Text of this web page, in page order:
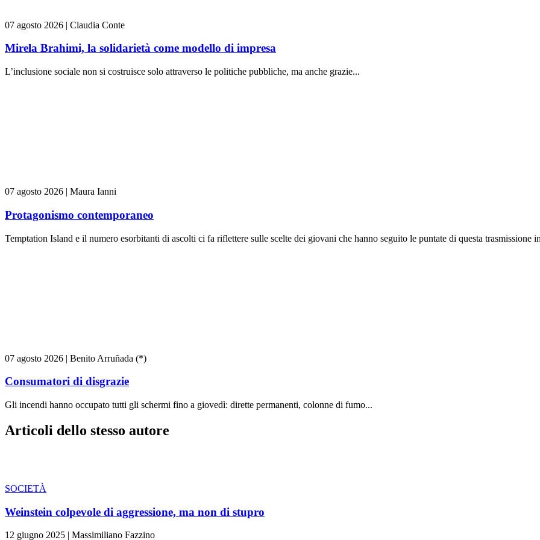
07 agosto 2026 | Claudia Conte
Mirela Brahimi, la solidarietà come modello di impresa
L’inclusione sociale non si costruisce solo attraverso le politiche pubbliche, ma anche grazie...
07 agosto 2026 | Maura Ianni
Protagonismo contemporaneo
Temptation Island e il numero esorbitanti di ascolti ci fa riflettere sulle scelte dei giovani che hanno seguito le puntate di questa trasmissione
07 agosto 2026 | Benito Arruñada (*)
Consumatori di disgrazie
Gli incendi hanno occupato tutti gli schermi fino a giovedì: dirette permanenti, colonne di fumo...
Articoli dello stesso autore
SOCIETÀ
Weinstein colpevole di aggressione, ma non di stupro
12 giugno 2025 | Massimiliano Fazzino